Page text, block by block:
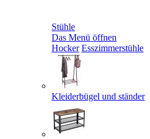
Stühle
Das Menü öffnen
Hocker Esszimmerstühle
Kleiderbügel und ständer